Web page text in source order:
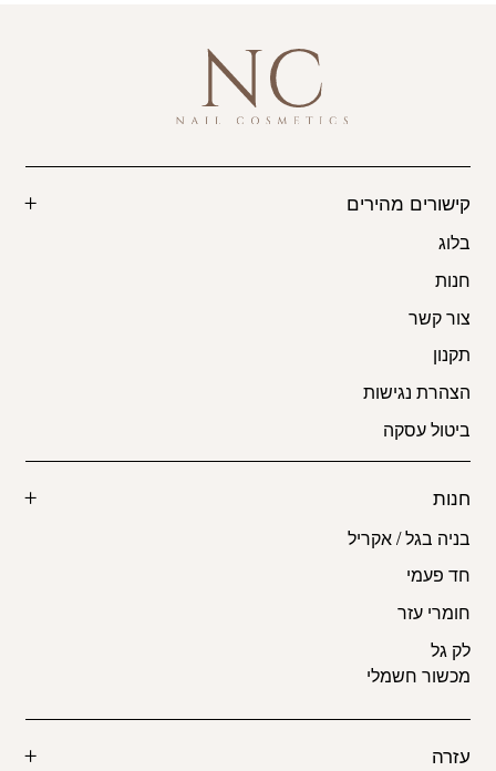
קישורים מהירים
בלוג
חנות
צור קשר
תקנון
הצהרת נגישות
ביטול עסקה
חנות
בניה בגל / אקריל
חד פעמי
חומרי עזר
לק גל
מכשור חשמלי
עזרה